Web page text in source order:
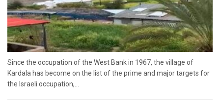
Since the occupation of the West Bank in 1967, the village of
Kardala has become on the list of the prime and major targets for
the Israeli occupation,...